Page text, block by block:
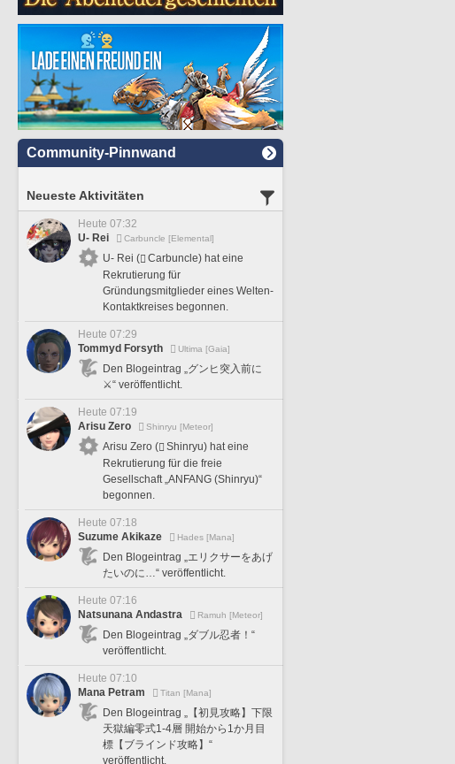
Community-Pinnwand
Neueste Aktivitäten
Heute 07:32
U- Rei
Carbuncle [Elemental]
U- Rei (
Carbuncle) hat eine
Rekrutierung für
Gründungsmitglieder eines Welten-
Kontaktkreises begonnen.
Heute 07:29
Tommyd Forsyth
Ultima [Gaia]
Den Blogeintrag „グンヒ突入前に
⚔️“ veröffentlicht.
Heute 07:19
Arisu Zero
Shinryu [Meteor]
Arisu Zero (
Shinryu) hat eine
Rekrutierung für die freie
Gesellschaft „ANFANG (Shinryu)“
begonnen.
Heute 07:18
Suzume Akikaze
Hades [Mana]
Den Blogeintrag „エリクサーをあげ
たいのに…“ veröffentlicht.
Heute 07:16
Natsunana Andastra
Ramuh [Meteor]
Den Blogeintrag „ダブル忍者！“
veröffentlicht.
Heute 07:10
Mana Petram
Titan [Mana]
Den Blogeintrag „【初見攻略】下限
天獄編零式1-4層 開始から1か月目
標【ブラインド攻略】“
veröffentlicht.